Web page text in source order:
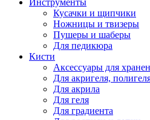
Инструменты
Кусачки и щипчики
Ножницы и твизеры
Пушеры и шаберы
Для педикюра
Кисти
Аксессуары для
Для акригеля,
Для акрила
Для геля
Для градиента